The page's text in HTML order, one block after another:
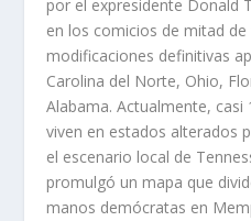
por el expresidente Donald
en los comicios de mitad
modificaciones definitivas
Carolina del Norte, Ohio,
Alabama. Actualmente,
viven en estados alterados
el escenario local de
promulgó un mapa que
manos demócratas en